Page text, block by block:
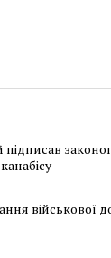
військової